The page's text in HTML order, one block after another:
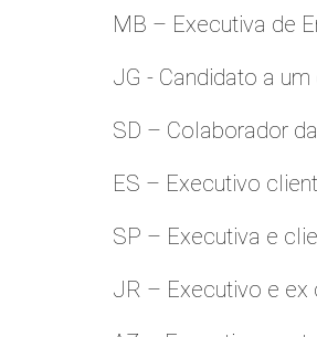
MB – Executiva de
JG - Candidato a
SD – Colaborador
ES – Executivo
SP – Executiva e
JR – Executivo e ex